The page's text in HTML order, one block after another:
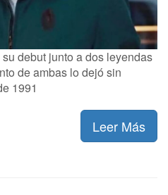
debut junto a dos leyendas
de ambas lo dejó sin
1991
Leer Más